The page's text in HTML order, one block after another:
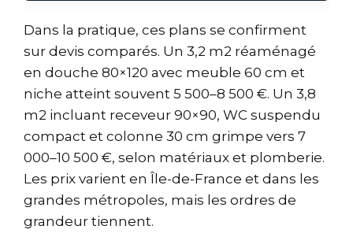
Dans la pratique, ces plans se confirment
sur devis comparés. Un 3,2 m2 réaménagé
en douche 80×120 avec meuble 60 cm et
niche atteint souvent 5 500–8 500 €. Un 3,8
m2 incluant receveur 90×90, WC suspendu
compact et colonne 30 cm grimpe vers 7
000–10 500 €, selon matériaux et plomberie.
Les prix varient en Île-de-France et dans les
grandes métropoles, mais les ordres de
grandeur tiennent.